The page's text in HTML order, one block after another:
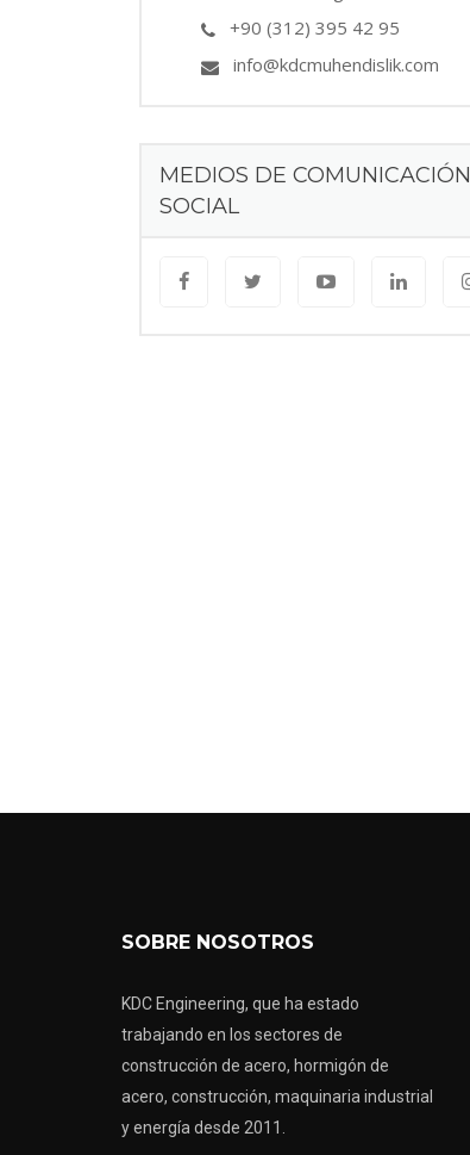
+90 (312) 395 42 95
info@kdcmuhendislik.com
MEDIOS DE COMUNICACIÓN
SOCIAL
SOBRE NOSOTROS
KDC Engineering, que ha estado
trabajando en los sectores de
construcción de acero, hormigón de
acero, construcción, maquinaria industrial
y energía desde 2011.